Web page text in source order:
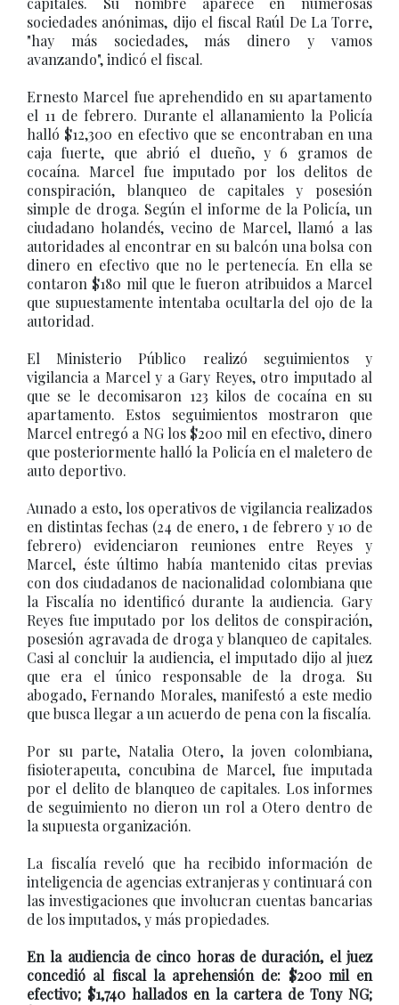
sociedades anónimas, dijo el fiscal Raúl De La Torre,
"hay más sociedades, más dinero y vamos
avanzando", indicó el fiscal.
Ernesto Marcel fue aprehendido en su apartamento
el 11 de febrero. Durante el allanamiento la Policía
halló $12,300 en efectivo que se encontraban en una
caja fuerte, que abrió el dueño, y 6 gramos de
cocaína. Marcel fue imputado por los delitos de
conspiración, blanqueo de capitales y posesión
simple de droga. Según el informe de la Policía, un
ciudadano holandés, vecino de Marcel, llamó a las
autoridades al encontrar en su balcón una bolsa con
dinero en efectivo que no le pertenecía. En ella se
contaron $180 mil que le fueron atribuidos a Marcel
que supuestamente intentaba ocultarla del ojo de la
autoridad.
El Ministerio Público realizó seguimientos y
vigilancia a Marcel y a Gary Reyes, otro imputado al
que se le decomisaron 123 kilos de cocaína en su
apartamento. Estos seguimientos mostraron que
Marcel entregó a NG los $200 mil en efectivo, dinero
que posteriormente halló la Policía en el maletero de
auto deportivo.
Aunado a esto, los operativos de vigilancia realizados
en distintas fechas (24 de enero, 1 de febrero y 10 de
febrero) evidenciaron reuniones entre Reyes y
Marcel, éste último había mantenido citas previas
con dos ciudadanos de nacionalidad colombiana que
la Fiscalía no identificó durante la audiencia. Gary
Reyes fue imputado por los delitos de conspiración,
posesión agravada de droga y blanqueo de capitales.
Casi al concluir la audiencia, el imputado dijo al juez
que era el único responsable de la droga. Su
abogado, Fernando Morales, manifestó a este medio
que busca llegar a un acuerdo de pena con la fiscalía.
Por su parte, Natalia Otero, la joven colombiana,
fisioterapeuta, concubina de Marcel, fue imputada
por el delito de blanqueo de capitales. Los informes
de seguimiento no dieron un rol a Otero dentro de
la supuesta organización.
La fiscalía reveló que ha recibido información de
inteligencia de agencias extranjeras y continuará con
las investigaciones que involucran cuentas bancarias
de los imputados, y más propiedades.
En la audiencia de cinco horas de duración, el juez
concedió al fiscal la aprehensión de: $200 mil en
efectivo; $1,740 hallados en la cartera de Tony NG;